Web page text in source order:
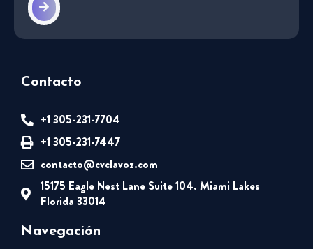
Contacto
+1 305-231-7704
+1 305-231-7447
contacto@cvclavoz.com
15175 Eagle Nest Lane Suite 104. Miami Lakes
Florida 33014
Navegación